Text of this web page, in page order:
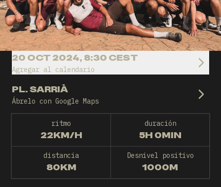
20 OCT 2024, 8:30 CEST
Agregar al calendario
PL. SARRIÀ
Ábrelo con Google Maps
ritmo
22KM/H
duración
5H 0MIN
distancia
80KM
Desnivel positivo
1000M